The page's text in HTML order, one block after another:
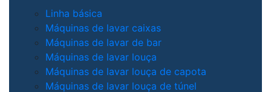
Linha básica
Máquinas de lavar caixas
Máquinas de lavar de bar
Máquinas de lavar louça
Máquinas de lavar louça de capota
Máquinas de lavar louça de túnel